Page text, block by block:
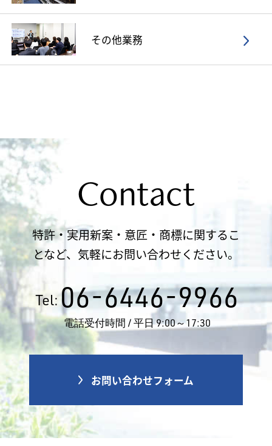
その他業務
Contact
特許・実用新案・意匠・商標に関するこ
となど、気軽にお問い合わせください。
Tel:06-6446-9966
電話受付時間 / 平日 9:00～17:30
お問い合わせフォーム